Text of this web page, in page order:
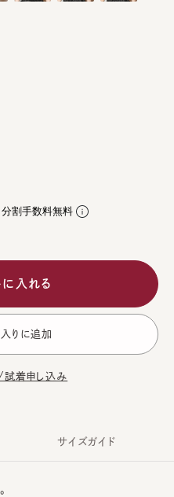
割手数料無料
に入れる
りに追加
着申し込み
サイズガイド